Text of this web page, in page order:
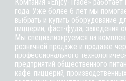
Компания «Enjoy-Trade»
года. Уже более 6 лет мы
выбрать и купить оборудование
пиццерии, фаст-фуда, заведения
Мы специализируемся на
розничной продаже и продаже
профессионального
предприятий общественного
кафе, пиццерий,